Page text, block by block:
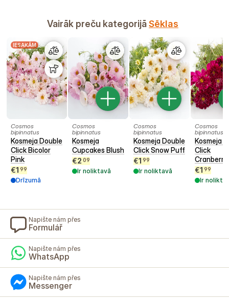
Vairāk preču kategorijāSēklas
IESAKĀM
Cosmos
bipinnatus
Kosmeja Double
Click Bicolor
Pink
€1 99
Drīzumā
Cosmos
bipinnatus
Kosmeja
Cupcakes Blush
€2 09
Ir noliktavā
Cosmos
bipinnatus
Kosmeja Double
Click Snow Puff
€1 99
Ir noliktavā
Cosmos
bipinnatus
Kosmeja
Click
€1 99
Ir
Napište nám přes
Formulář
Napište nám přes
WhatsApp
Napište nám přes
Messenger